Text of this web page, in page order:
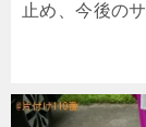
止め、今後の